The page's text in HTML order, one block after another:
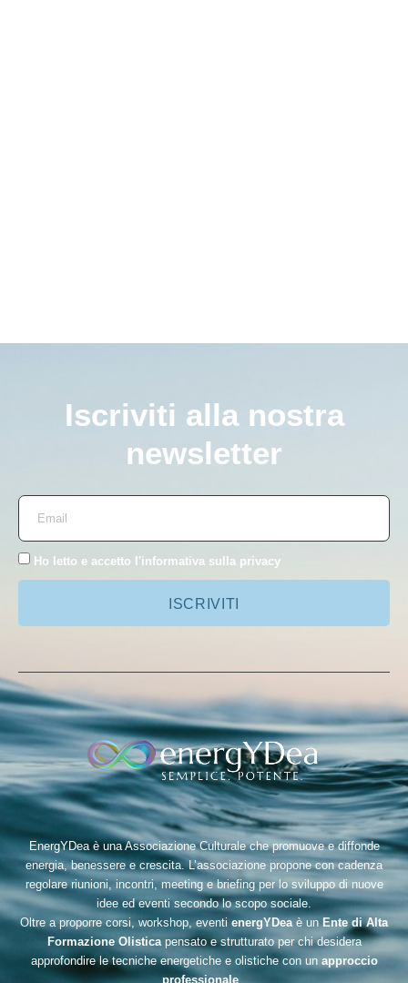
Iscriviti alla nostra
newsletter
Ho letto e accetto l'informativa sulla privacy
ISCRIVITI
EnergYDea è una Associazione Culturale che promuove e diffonde
energia, benessere e crescita. L’associazione propone con cadenza
regolare riunioni, incontri, meeting e briefing per lo sviluppo di nuove
idee ed eventi secondo lo scopo sociale.
Oltre a proporre corsi, workshop, eventi energYDeaè unEnte di Alta
Formazione Olistica pensato e strutturato per chi desidera
approfondire le tecniche energetiche e olistiche con un approccio
professionale.